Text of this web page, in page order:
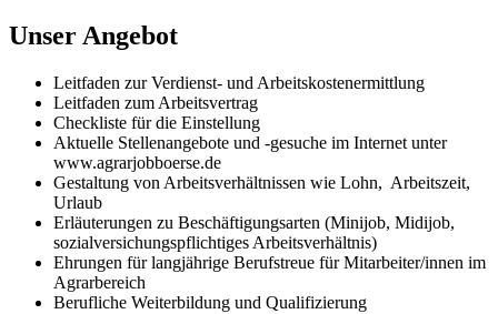
Unser Angebot
Leitfaden zur Verdienst- und Arbeitskostenermittlung
Leitfaden zum Arbeitsvertrag
Checkliste für die Einstellung
Aktuelle Stellenangebote und -gesuche im Internet unter
www.agrarjobboerse.de
Gestaltung von Arbeitsverhältnissen wie Lohn, Arbeitszeit,
Urlaub
Erläuterungen zu Beschäftigungsarten (Minijob, Midijob,
sozialversichungspflichtiges Arbeitsverhältnis)
Ehrungen für langjährige Berufstreue für Mitarbeiter/innen im
Agrarbereich
Berufliche Weiterbildung und Qualifizierung